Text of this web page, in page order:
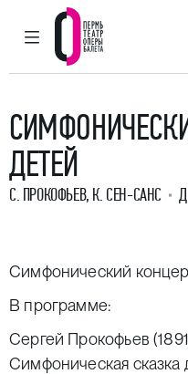
ГЛАВНОЕ МЕНЮ
Пермский
ДЕТЕЙ
С. ПРОКОФЬЕВ, К. СЕН-САНС
Симфонический
В программе:
Сергей Прокофьев
Симфоническая сказка